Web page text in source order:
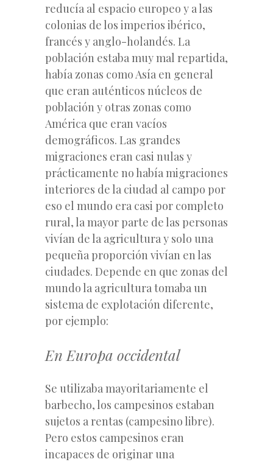
reducía al espacio europeo y a las
colonias de los imperios ibérico,
francés y anglo-holandés. La
población estaba muy mal repartida,
había zonas como Asía en general
que eran auténticos núcleos de
población y otras zonas como
América que eran vacíos
demográficos. Las grandes
migraciones eran casi nulas y
prácticamente no había migraciones
interiores de la ciudad al campo por
eso el mundo era casi por completo
rural, la mayor parte de las personas
vivían de la agricultura y solo una
pequeña proporción vivían en las
ciudades. Depende en que zonas del
mundo la agricultura tomaba un
sistema de explotación diferente,
por ejemplo:
En Europa occidental
Se utilizaba mayoritariamente el
barbecho, los campesinos estaban
sujetos a rentas (campesino libre).
Pero estos campesinos eran
incapaces de originar una